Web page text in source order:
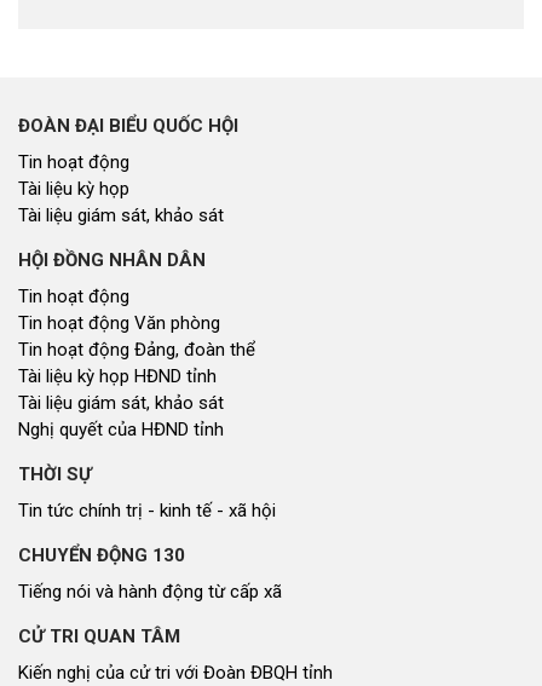
ĐOÀN ĐẠI BIỂU QUỐC HỘI
Tin hoạt động
Tài liệu kỳ họp
Tài liệu giám sát, khảo sát
HỘI ĐỒNG NHÂN DÂN
Tin hoạt động
Tin hoạt động Văn phòng
Tin hoạt động Đảng, đoàn thể
Tài liệu kỳ họp HĐND tỉnh
Tài liệu giám sát, khảo sát
Nghị quyết của HĐND tỉnh
THỜI SỰ
Tin tức chính trị - kinh tế - xã hội
CHUYỂN ĐỘNG 130
Tiếng nói và hành động từ cấp xã
CỬ TRI QUAN TÂM
Kiến nghị của cử tri với Đoàn ĐBQH tỉnh